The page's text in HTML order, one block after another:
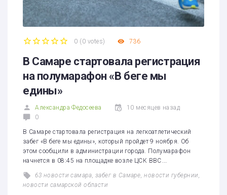
0 ( 0 votes) 736
В Самаре стартовала регистрация
на полумарафон «В беге мы
едины»
Александра Федосеева
10 месяцев назад
0
В Самаре стартовала регистрация на легкоатлетический
забег «В беге мы едины», который пройдет 9 ноября. Об
этом сообщили в администрации города. Полумарафон
начнется в 08:45 на площадке возле ЦСК ВВС.…
63 новости самара,забег в Самаре,новости губернии,
новости самарской области